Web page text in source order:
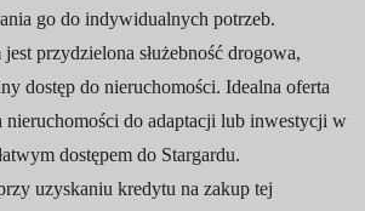
go do indywidualnych potrzeb.
przydzielona służebność drogowa,
dostęp do nieruchomości. Idealna oferta
nieruchomości do adaptacji lub inwestycji w
dostępem do Stargardu.
uzyskaniu kredytu na zakup tej